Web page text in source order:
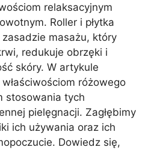
relaksacyjnym
Roller i płytka
zasadzie masażu, który
redukuje obrzęki i
skóry. W artykule
różowego
stosowania tych
pielęgnacji. Zagłębimy
ich używania oraz ich
Dowiedz się,